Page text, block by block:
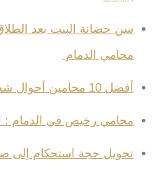
سن حضانة البنت بعد
محامي الدمام
أفضل 10 محامين أحوال شخصية الدمام
محامي رخيص في الدمام :
تحويل حجة استحكام إلى